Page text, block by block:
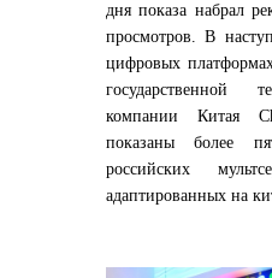
дня показа набрал
просмотров. В
цифровых
государственной
компании Китая
показаны более
российских
адаптированных на